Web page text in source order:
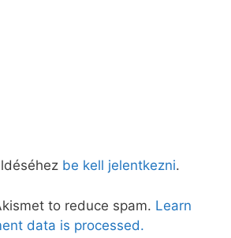
be kell jelentkezni.
to reduce spam. Learn
data is processed.